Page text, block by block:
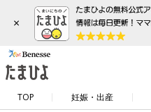
×
TOP 妊娠・出産